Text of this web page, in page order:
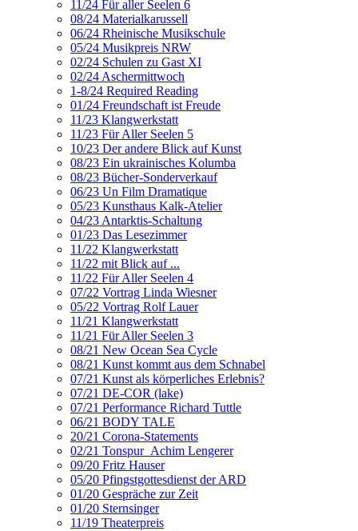
11/24 Für aller Seelen 6
08/24 Materialkarussell
06/24 Rheinische Musikschule
05/24 Musikpreis NRW
02/24 Schulen zu Gast XI
02/24 Aschermittwoch
1-8/24 Required Reading
01/24 Freundschaft ist Freude
11/23 Klangwerkstatt
11/23 Für Aller Seelen 5
10/23 Der andere Blick auf Kunst
08/23 Ein ukrainisches Kolumba
08/23 Bücher-Sonderverkauf
06/23 Un Film Dramatique
05/23 Kunsthaus Kalk-Atelier
04/23 Antarktis-Schaltung
01/23 Das Lesezimmer
11/22 Klangwerkstatt
11/22 mit Blick auf ...
11/22 Für Aller Seelen 4
07/22 Vortrag Linda Wiesner
05/22 Vortrag Rolf Lauer
11/21 Klangwerkstatt
11/21 Für Aller Seelen 3
08/21 New Ocean Sea Cycle
08/21 Kunst kommt aus dem Schnabel
07/21 Kunst als körperliches Erlebnis?
07/21 DE-COR (lake)
07/21 Performance Richard Tuttle
06/21 BODY TALE
20/21 Corona-Statements
02/21 Tonspur_Achim Lengerer
09/20 Fritz Hauser
05/20 Pfingstgottesdienst der ARD
01/20 Gespräche zur Zeit
01/20 Sternsinger
11/19 Theaterpreis